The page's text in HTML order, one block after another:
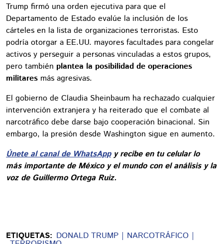
Trump firmó una orden ejecutiva para que el
Departamento de Estado evalúe la inclusión de los
cárteles en la lista de organizaciones terroristas. Esto
podría otorgar a EE.UU. mayores facultades para congelar
activos y perseguir a personas vinculadas a estos grupos,
pero también plantea la posibilidad de operaciones
militares más agresivas.
El gobierno de Claudia Sheinbaum ha rechazado cualquier
intervención extranjera y ha reiterado que el combate al
narcotráfico debe darse bajo cooperación binacional. Sin
embargo, la presión desde Washington sigue en aumento.
Únete al canal de WhatsAppy recibe en tu celular lo
más importante de México y el mundo con el análisis y la
voz de Guillermo Ortega Ruiz.
ETIQUETAS: DONALD TRUMP NARCOTRÁFICO